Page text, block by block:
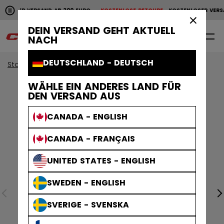
DEIN VERSAND GEHT AKTUELL
NACH
DEUTSCHLAND - DEUTSCH
WÄHLE EIN ANDERES LAND FÜR
DEN VERSAND AUS
CANADA - ENGLISH
CANADA - FRANÇAIS
UNITED STATES - ENGLISH
SWEDEN - ENGLISH
SVERIGE - SVENSKA
Horizontale Bildlaufanimation anhalten.
VERSAND AB 200 EUROKOSTENLOSE RETOURE KOSTENLOSER
KOSTENLOSER VERSAND AB 200 EURO KOSTENLOSE
0
Start Bekleidung Sammlungen